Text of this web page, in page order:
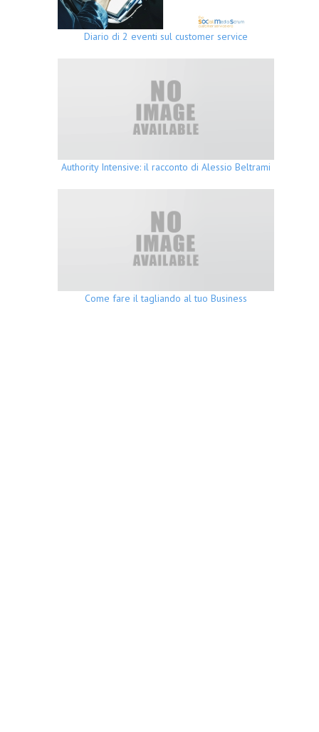
Diario di 2 eventi sul customer service
Authority Intensive: il racconto di Alessio Beltrami
Come fare il tagliando al tuo Business